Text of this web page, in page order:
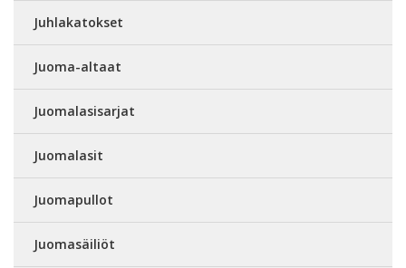
Juhlakatokset
Juoma-altaat
Juomalasisarjat
Juomalasit
Juomapullot
Juomasäiliöt